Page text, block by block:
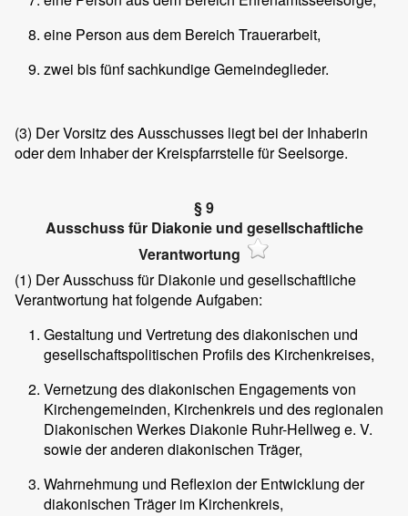
eine Person aus dem Bereich Trauerarbeit,
zwei bis fünf sachkundige Gemeindeglieder.
(3) Der Vorsitz des Ausschusses liegt bei der Inhaberin
oder dem Inhaber der Kreispfarrstelle für Seelsorge.
§ 9
Ausschuss für Diakonie und gesellschaftliche
Verantwortung
(1) Der Ausschuss für Diakonie und gesellschaftliche
Verantwortung hat folgende Aufgaben:
Gestaltung und Vertretung des diakonischen und
gesellschaftspolitischen Profils des Kirchenkreises,
Vernetzung des diakonischen Engagements von
Kirchengemeinden, Kirchenkreis und des regionalen
Diakonischen Werkes Diakonie Ruhr-Hellweg e. V.
sowie der anderen diakonischen Träger,
Wahrnehmung und Reflexion der Entwicklung der
diakonischen Träger im Kirchenkreis,